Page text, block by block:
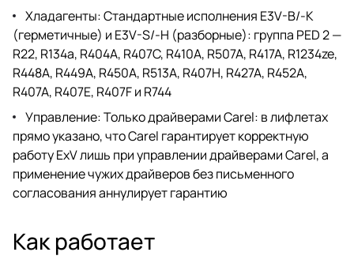
Хладагенты: Стандартные исполнения E3V-B/-K
(герметичные) и E3V-S/-H (разборные): группа PED 2 —
R22, R134a, R404A, R407C, R410A, R507A, R417A, R1234ze,
R448A, R449A, R450A, R513A, R407H, R427A, R452A,
R407A, R407E, R407F и R744
Управление: Только драйверами Carel: в лифлетах
прямо указано, что Carel гарантирует корректную
работу ExV лишь при управлении драйверами Carel, а
применение чужих драйверов без письменного
согласования аннулирует гарантию
Как работает